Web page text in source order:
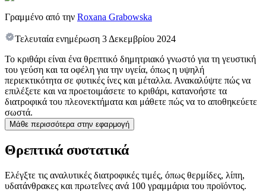
Γραμμένο από την Roxana Grabowska
Τελευταία ενημέρωση 3 Δεκεμβρίου 2024
Το κριθάρι είναι ένα θρεπτικό δημητριακό γνωστό για τη γευστική
του γεύση και τα οφέλη για την υγεία, όπως η υψηλή
περιεκτικότητα σε φυτικές ίνες και μέταλλα. Ανακαλύψτε πώς να
επιλέξετε και να προετοιμάσετε το κριθάρι, κατανοήστε τα
διατροφικά του πλεονεκτήματα και μάθετε πώς να το αποθηκεύετε
σωστά.
Μάθε περισσότερα στην εφαρμογή
Θρεπτικά συστατικά
Ελέγξτε τις αναλυτικές διατροφικές τιμές, όπως θερμίδες, λίπη,
υδατάνθρακες και πρωτεΐνες ανά 100 γραμμάρια του προϊόντος.